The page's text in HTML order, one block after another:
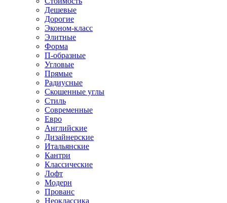
Дешевые
Дорогие
Эконом-класс
Элитные
Форма
П-образные
Угловые
Прямые
Радиусные
Скошенные углы
Стиль
Современные
Евро
Английские
Дизайнерские
Итальянские
Кантри
Классические
Лофт
Модерн
Прованс
Неоклассика